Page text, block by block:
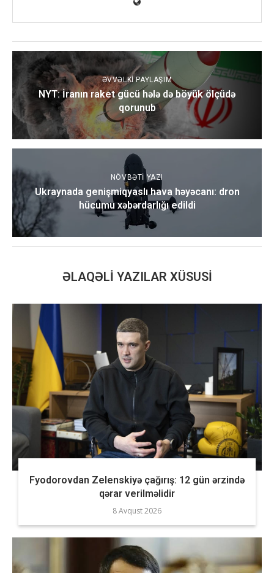
ƏVVƏLKI PAYLAŞIM
NYT: İranın raket gücü hələ də böyük ölçüdə
qorunub
NÖVBƏTI YAZI
Ukraynada genişmiqyaslı hava həyəcanı: dron
hücumu xəbərdarlığı edildi
ƏLAQƏLI YAZILAR XÜSUSI
Fyodorovdan Zelenskiyə çağırış: 12 gün ərzində
qərar verilməlidir
8 Avqust 2026